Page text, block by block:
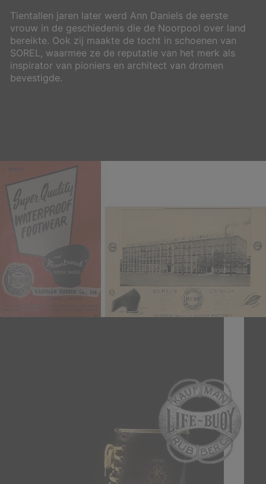
Tientallen jaren later werd Ann Daniels de eerste
vrouw in de geschiedenis die de Noorpool over land
bereikte. Ook zij maakte de tocht in schoenen van
SOREL, waarmee ze de reputatie van het merk als
inspirator van pioniers en architect van dromen
bevestigde.